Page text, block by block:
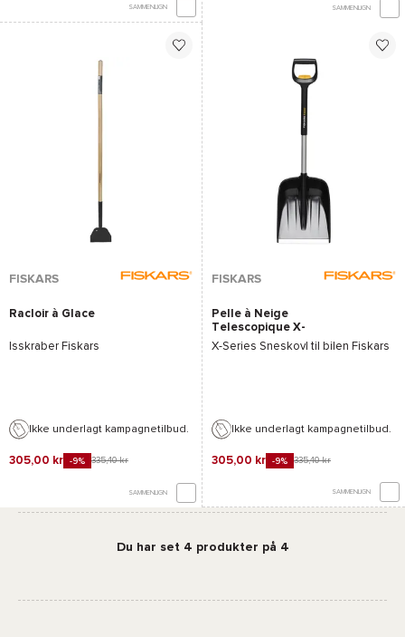
SAMMENLIGN SAMMENLIGN
FISKARS
Racloir à Glace
Isskraber Fiskars
Ikke underlagt kampagnetilbud.
305,00 kr -9% 335,40 kr
SAMMENLIGN
FISKARS
Pelle à Neige
Telescopique X-
Series
X-Series Sneskovl til bilen Fiskars
Ikke underlagt kampagnetilbud.
305,00 kr -9% 335,40 kr
SAMMENLIGN
Du har set 4 produkter på 4